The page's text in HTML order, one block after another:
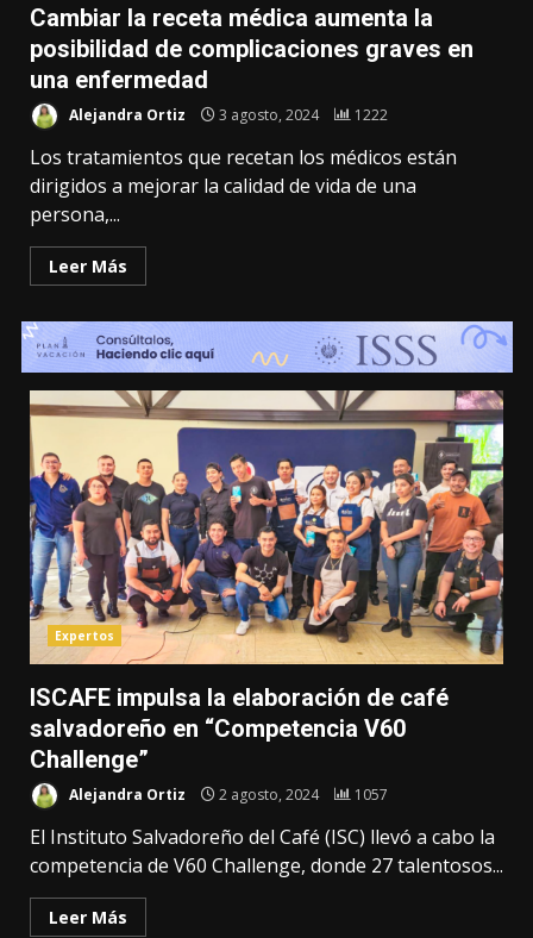
Cambiar la receta médica aumenta la
posibilidad de complicaciones graves en
una enfermedad
Alejandra Ortiz 3 agosto, 2024 1222
Los tratamientos que recetan los médicos están
dirigidos a mejorar la calidad de vida de una
persona,...
Leer Más
Expertos
ISCAFE impulsa la elaboración de café
salvadoreño en “Competencia V60
Challenge”
Alejandra Ortiz 2 agosto, 2024 1057
El Instituto Salvadoreño del Café (ISC) llevó a cabo la
competencia de V60 Challenge, donde 27 talentosos...
Leer Más